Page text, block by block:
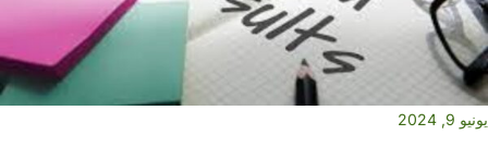
يونيو 9, 2024